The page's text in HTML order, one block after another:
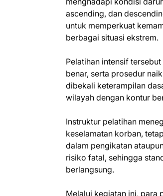
ascending, dan
untuk memperkuat
berbagai situasi ekstrem.
Pelatihan intensif
benar, serta prosedur
dibekali keterampilan
wilayah dengan kontur
Instruktur pelatihan
keselamatan korban,
dalam pengikatan
risiko fatal, sehingga
berlangsung.
Melalui kegiatan ini, para